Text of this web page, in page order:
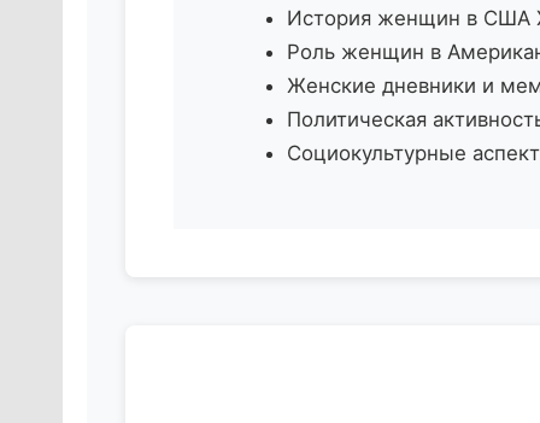
История женщин в США
Роль женщин в
Женские дневники и
Политическая
Социокультурные